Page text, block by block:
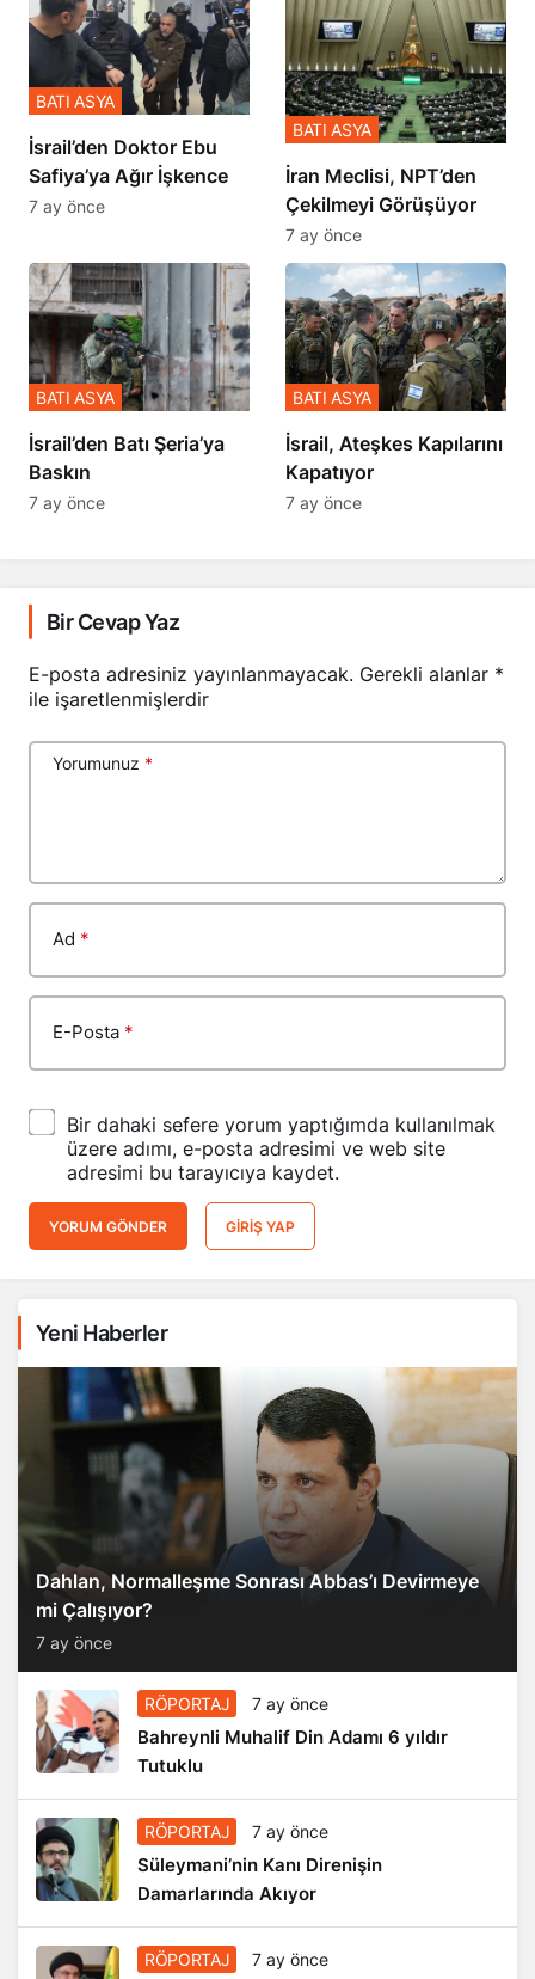
İsrail’den Doktor Ebu
Safiya’ya Ağır İşkence
BATI ASYA
7 ay önce
İran Meclisi, NPT’den
Çekilmeyi Görüşüyor
BATI ASYA
7 ay önce
​​​​​​​İsrail’den Batı Şeria’ya
Baskın
BATI ASYA
7 ay önce
İsrail, Ateşkes Kapılarını
Kapatıyor
BATI ASYA
7 ay önce
Bir Cevap Yaz
E-posta adresiniz yayınlanmayacak. Gerekli alanlar *
ile işaretlenmişlerdir
Yorumunuz *
Ad *
E-Posta *
Bir dahaki sefere yorum yaptığımda kullanılmak
üzere adımı, e-posta adresimi ve web site
adresimi bu tarayıcıya kaydet.
YORUM GÖNDER GIRIŞ YAP
Yeni Haberler
Dahlan, Normalleşme Sonrası Abbas’ı Devirmeye
mi Çalışıyor?
7 ay önce
RÖPORTAJ 7 ay önce
Bahreynli Muhalif Din Adamı 6 yıldır
Tutuklu
RÖPORTAJ 7 ay önce
Süleymani’nin Kanı Direnişin
Damarlarında Akıyor
RÖPORTAJ 7 ay önce